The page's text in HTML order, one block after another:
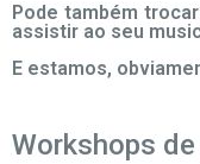
Pode também
assistir ao seu
E estamos,
Workshops